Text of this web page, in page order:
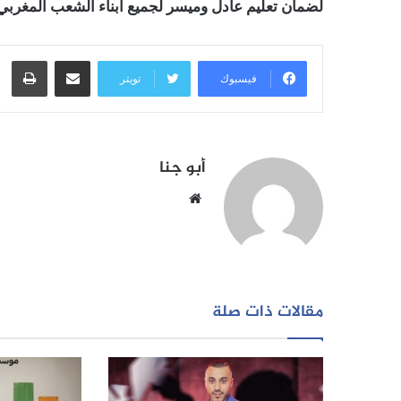
لضمان تعليم عادل وميسر لجميع أبناء الشعب
فيسبوك تويتر
مشاركة عبر البريد
أبو جنا
مقالات ذات صلة